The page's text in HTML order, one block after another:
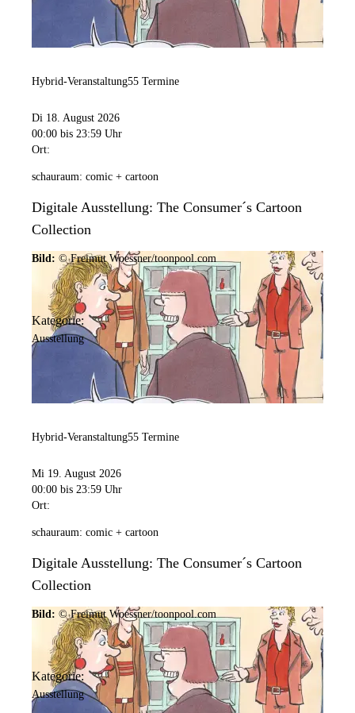
Hybrid-Veranstaltung55 Termine
Di 18. August 2026
00:00 bis 23:59 Uhr
Ort:
schauraum: comic + cartoon
Digitale Ausstellung: The Consumer´s Cartoon
Collection
Bild: © Freimut Woessner/toonpool.com
Kategorie:
Ausstellung
Hybrid-Veranstaltung55 Termine
Mi 19. August 2026
00:00 bis 23:59 Uhr
Ort:
schauraum: comic + cartoon
Digitale Ausstellung: The Consumer´s Cartoon
Collection
Bild: © Freimut Woessner/toonpool.com
Kategorie:
Ausstellung